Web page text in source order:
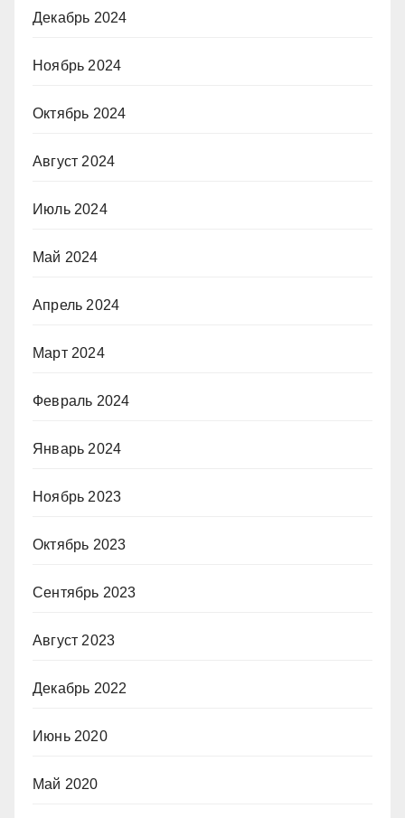
Декабрь 2024
Ноябрь 2024
Октябрь 2024
Август 2024
Июль 2024
Май 2024
Апрель 2024
Март 2024
Февраль 2024
Январь 2024
Ноябрь 2023
Октябрь 2023
Сентябрь 2023
Август 2023
Декабрь 2022
Июнь 2020
Май 2020